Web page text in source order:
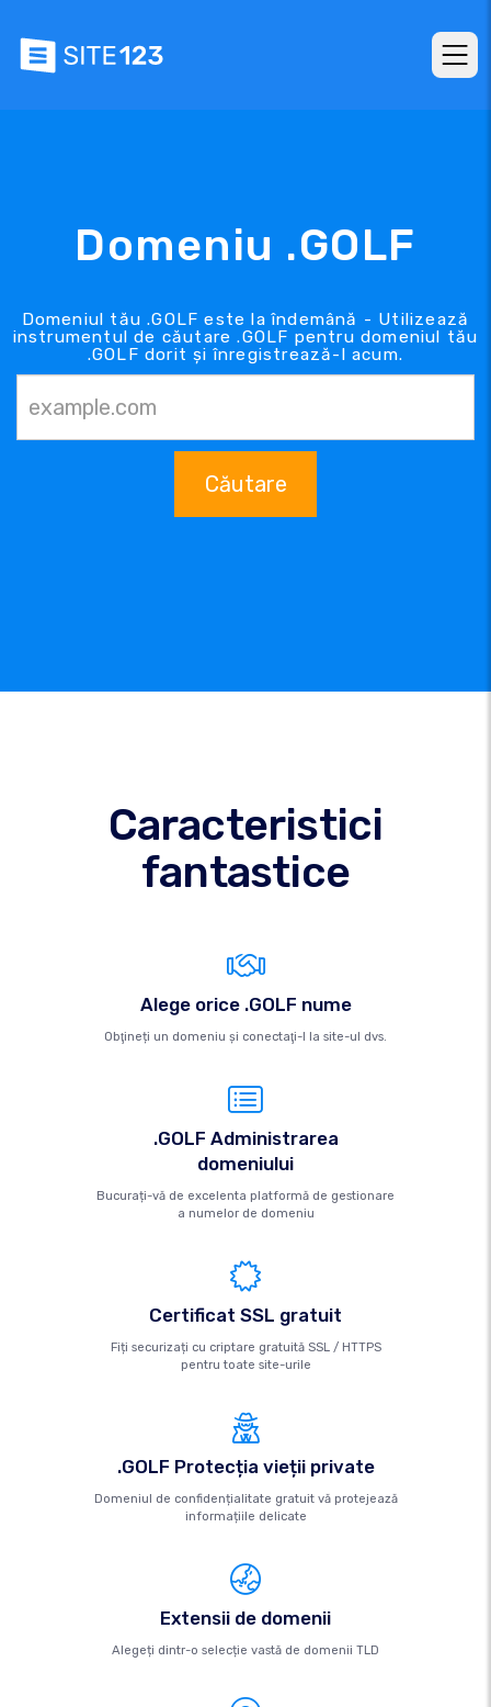
Domeniu .GOLF
Domeniul tău .GOLF este la îndemână - Utilizează
instrumentul de căutare .GOLF pentru domeniul tău
.GOLF dorit și înregistrează-l acum.
Căutare
Caracteristici
fantastice
Alege orice .GOLF nume
Obţineți un domeniu şi conectaţi-l la site-ul dvs.
.GOLF Administrarea
domeniului
Bucurați-vă de excelenta platformă de gestionare
a numelor de domeniu
Certificat SSL gratuit
Fiți securizați cu criptare gratuită SSL / HTTPS
pentru toate site-urile
.GOLF Protecția vieții private
Domeniul de confidențialitate gratuit vă protejează
informațiile delicate
Extensii de domenii
Alegeți dintr-o selecție vastă de domenii TLD